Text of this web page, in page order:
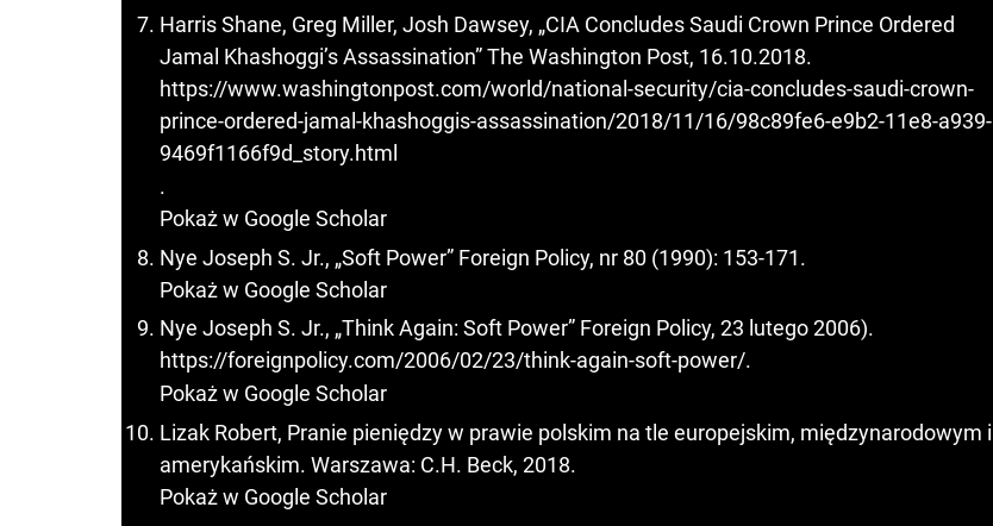
Harris Shane, Greg Miller, Josh Dawsey, „CIA Concludes Saudi Crown Prince Ordered
Jamal Khashoggi’s Assassination” The Washington Post, 16.10.2018.
https://www.washingtonpost.com/world/national-security/cia-concludes-saudi-crown-
prince-ordered-jamal-khashoggis-assassination/2018/11/16/98c89fe6-e9b2-11e8-a939-
9469f1166f9d_story.html
.
Pokaż w Google Scholar
Nye Joseph S. Jr., „Soft Power” Foreign Policy, nr 80 (1990): 153-171.
Pokaż w Google Scholar
Nye Joseph S. Jr., „Think Again: Soft Power” Foreign Policy, 23 lutego 2006).
https://foreignpolicy.com/2006/02/23/think-again-soft-power/.
Pokaż w Google Scholar
Lizak Robert, Pranie pieniędzy w prawie polskim na tle europejskim, międzynarodowym i
amerykańskim. Warszawa: C.H. Beck, 2018.
Pokaż w Google Scholar